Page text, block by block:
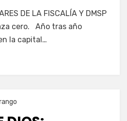
DE LA FISCALÍA Y DMSP
cero. Año tras año
la capital…